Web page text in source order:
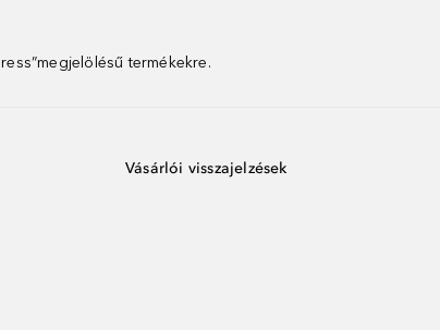
termékekre.
Vásárlói visszajelzések